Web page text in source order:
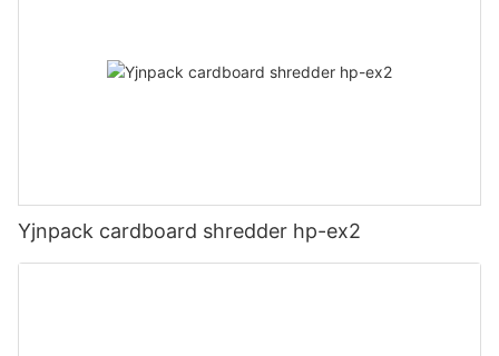
Yjnpack cardboard shredder hp-ex2